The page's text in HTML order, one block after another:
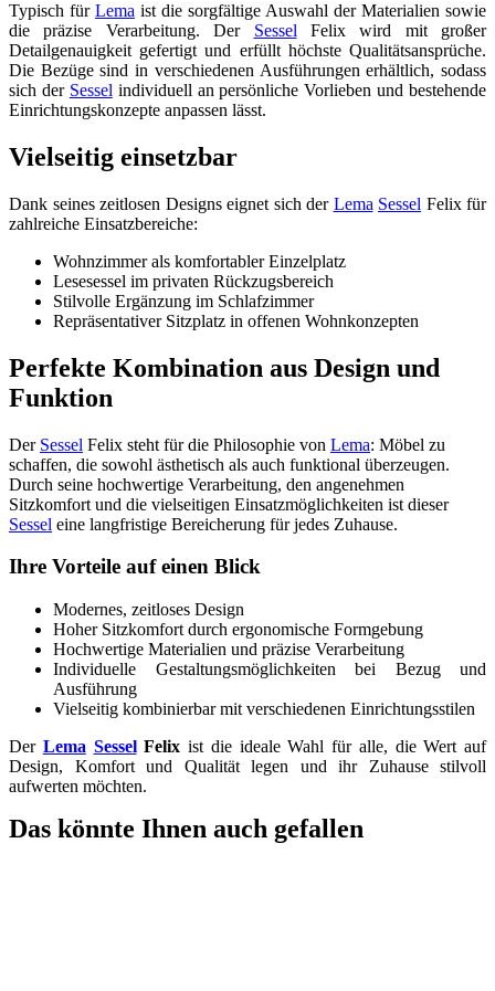
Typisch für Lema ist die sorgfältige Auswahl der Materialien sowie
die präzise Verarbeitung. Der Sessel Felix wird mit großer
Detailgenauigkeit gefertigt und erfüllt höchste Qualitätsansprüche.
Die Bezüge sind in verschiedenen Ausführungen erhältlich, sodass
sich der Sessel individuell an persönliche Vorlieben und bestehende
Einrichtungskonzepte anpassen lässt.
Vielseitig einsetzbar
Dank seines zeitlosen Designs eignet sich der Lema Sessel Felix für
zahlreiche Einsatzbereiche:
Wohnzimmer als komfortabler Einzelplatz
Lesesessel im privaten Rückzugsbereich
Stilvolle Ergänzung im Schlafzimmer
Repräsentativer Sitzplatz in offenen Wohnkonzepten
Perfekte Kombination aus Design und
Funktion
Der Sessel Felix steht für die Philosophie von Lema: Möbel zu
schaffen, die sowohl ästhetisch als auch funktional überzeugen.
Durch seine hochwertige Verarbeitung, den angenehmen
Sitzkomfort und die vielseitigen Einsatzmöglichkeiten ist dieser
Sessel eine langfristige Bereicherung für jedes Zuhause.
Ihre Vorteile auf einen Blick
Modernes, zeitloses Design
Hoher Sitzkomfort durch ergonomische Formgebung
Hochwertige Materialien und präzise Verarbeitung
Individuelle Gestaltungsmöglichkeiten bei Bezug und
Ausführung
Vielseitig kombinierbar mit verschiedenen Einrichtungsstilen
Der Lema SesselFelix ist die ideale Wahl für alle, die Wert auf
Design, Komfort und Qualität legen und ihr Zuhause stilvoll
aufwerten möchten.
Das könnte Ihnen auch gefallen